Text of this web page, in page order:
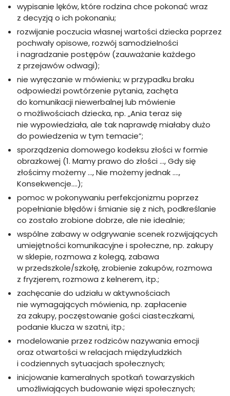
wypisanie lęków, które rodzina chce pokonać wraz
z decyzją o ich pokonaniu;
rozwijanie poczucia własnej wartości dziecka poprzez
pochwały opisowe, rozwój samodzielności
i nagradzanie postępów (zauważanie każdego
z przejawów odwagi);
nie wyręczanie w mówieniu; w przypadku braku
odpowiedzi powtórzenie pytania, zachęta
do komunikacji niewerbalnej lub mówienie
o możliwościach dziecka, np. „Ania teraz się
nie wypowiedziała, ale tak naprawdę miałaby dużo
do powiedzenia w tym temacie”;
sporządzenia domowego kodeksu złości w formie
obrazkowej (1. Mamy prawo do złości …, Gdy się
złościmy możemy …, Nie możemy jednak ….,
Konsekwencje….);
pomoc w pokonywaniu perfekcjonizmu poprzez
popełnianie błędów i śmianie się z nich, podkreślanie
co zostało zrobione dobrze, ale nie idealnie;
wspólne zabawy w odgrywanie scenek rozwijających
umiejętności komunikacyjne i społeczne, np. zakupy
w sklepie, rozmowa z kolegą, zabawa
w przedszkole/szkołę, zrobienie zakupów, rozmowa
z fryzjerem, rozmowa z kelnerem, itp.;
zachęcanie do udziału w aktywnościach
nie wymagających mówienia, np. zapłacenie
za zakupy, poczęstowanie gości ciasteczkami,
podanie klucza w szatni, itp.;
modelowanie przez rodziców nazywania emocji
oraz otwartości w relacjach międzyludzkich
i codziennych sytuacjach społecznych;
inicjowanie kameralnych spotkań towarzyskich
umożliwiających budowanie więzi społecznych;